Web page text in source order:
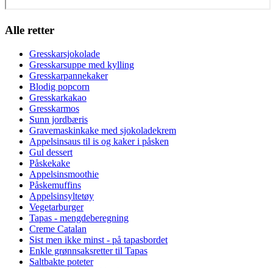
Alle retter
Gresskarsjokolade
Gresskarsuppe med kylling
Gresskarpannekaker
Blodig popcorn
Gresskarkakao
Gresskarmos
Sunn jordbæris
Gravemaskinkake med sjokoladekrem
Appelsinsaus til is og kaker i påsken
Gul dessert
Påskekake
Appelsinsmoothie
Påskemuffins
Appelsinsyltetøy
Vegetarburger
Tapas - mengdeberegning
Creme Catalan
Sist men ikke minst - på tapasbordet
Enkle grønnsaksretter til Tapas
Saltbakte poteter